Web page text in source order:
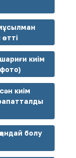
өтті
киім
киім
болу